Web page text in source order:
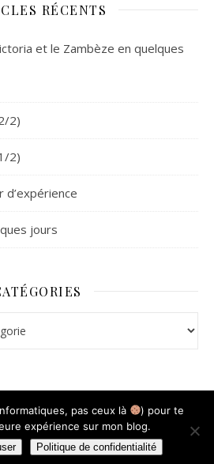
RÉCENTS
et le Zambèze en quelques
2)
2)
d’expérience
jours
Mentions légales
WP Royal.
pas ceux là
) pour te
expérience sur mon blog.
Politique de confidentialité